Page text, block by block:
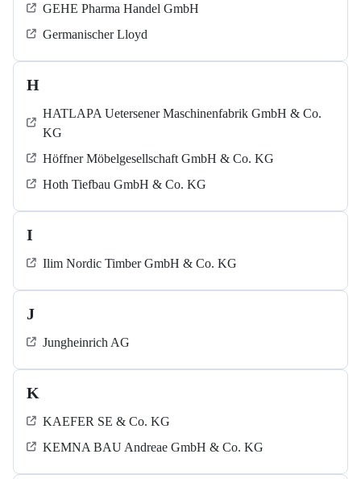
GEHE Pharma Handel GmbH
Germanischer Lloyd
H
HATLAPA Uetersener Maschinenfabrik GmbH & Co.
KG
Höffner Möbelgesellschaft GmbH & Co. KG
Hoth Tiefbau GmbH & Co. KG
I
Ilim Nordic Timber GmbH & Co. KG
J
Jungheinrich AG
K
KAEFER SE & Co. KG
KEMNA BAU Andreae GmbH & Co. KG